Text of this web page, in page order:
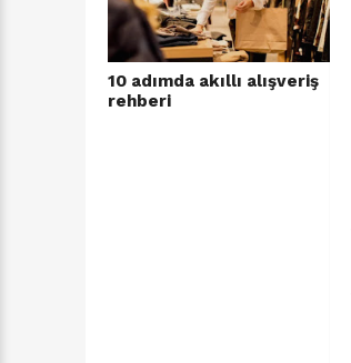
10 adımda akıllı alışveriş
rehberi